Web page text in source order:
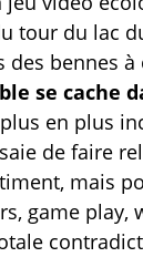
tour du lac
des bennes à
se cache
en plus
de faire
mais
game play,